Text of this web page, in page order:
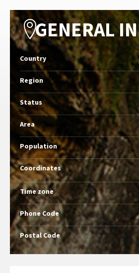
GENERAL
Country
Region
Status
Area
Population
Coordinates
Time zone
Phone Code
Postal Code